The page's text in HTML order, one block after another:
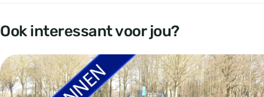
Ook interessant voor jou?